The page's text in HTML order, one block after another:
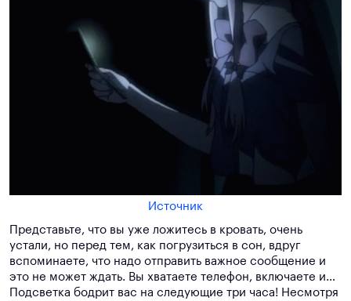
Источник
Представьте, что вы уже ложитесь в кровать, очень
устали, но перед тем, как погрузиться в сон, вдруг
вспоминаете, что надо отправить важное сообщение и
это не может ждать. Вы хватаете телефон, включаете и…
Подсветка бодрит вас на следующие три часа! Несмотря